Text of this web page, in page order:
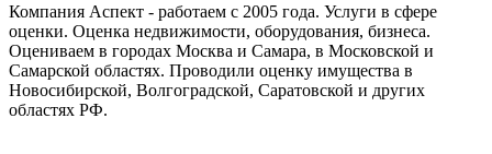
Компания Аспект - работаем с 2005 года. Услуги в сфере
оценки. Оценка недвижимости, оборудования, бизнеса.
Оцениваем в городах Москва и Самара, в Московской и
Самарской областях. Проводили оценку имущества в
Новосибирской, Волгоградской, Саратовской и других
областях РФ.